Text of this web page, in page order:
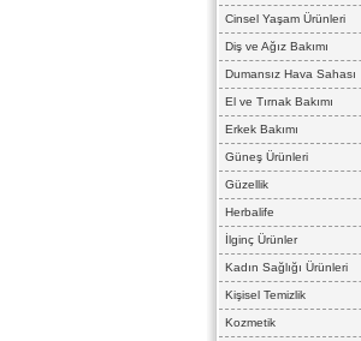
Cinsel Yaşam Ürünleri
Diş ve Ağız Bakımı
Dumansız Hava Sahası
El ve Tırnak Bakımı
Erkek Bakımı
Güneş Ürünleri
Güzellik
Herbalife
İlginç Ürünler
Kadın Sağlığı Ürünleri
Kişisel Temizlik
Kozmetik